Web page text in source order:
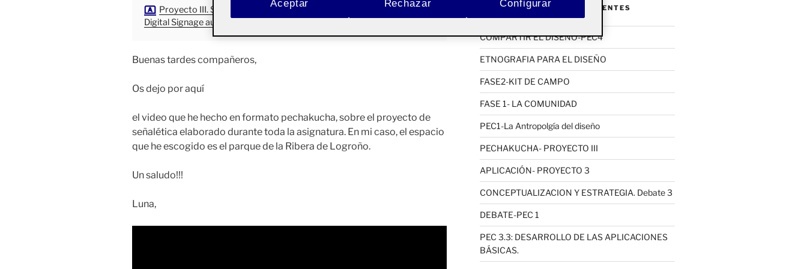
Proyecto III. Señalética y
Digital Signage aula 2
Buenas tardes compañeros,
Os dejo por aquí
el video que he hecho en formato pechakucha, sobre el proyecto de
señalética elaborado durante toda la asignatura. En mi caso, el espacio
que he escogido es el parque de la Ribera de Logroño.
Un saludo!!!
Luna,
ACTIFOLIO ENTRADAS RECIENTES
COMPARTIR EL DISEÑO-PEC4
ETNOGRAFIA PARA EL DISEÑO
FASE2-KIT DE CAMPO
FASE 1- LA COMUNIDAD
PEC1-La Antropolgía del diseño
PECHAKUCHA- PROYECTO III
APLICACIÓN- PROYECTO 3
CONCEPTUALIZACION Y ESTRATEGIA. Debate 3
DEBATE-PEC 1
PEC 3.3: DESARROLLO DE LAS APLICACIONES
BÁSICAS.
Rechazar
Aceptar Configurar